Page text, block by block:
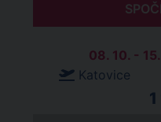
08. 10. -
Katovice